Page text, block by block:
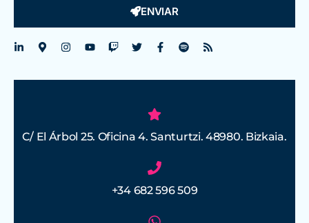
ENVIAR
C/ El Árbol 25. Oficina 4. Santurtzi. 48980. Bizkaia.
+34 682 596 509